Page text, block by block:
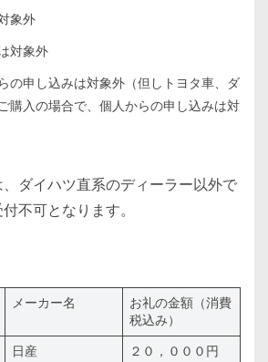
象外
対象外
の申し込みは対象外（但しトヨタ車、ダ
購入の場合で、個人からの申し込みは対
ダイハツ直系のディーラー以外で
不可となります。
メーカー名
お礼の金額（消費
税込み）
日産 ２０，０００円